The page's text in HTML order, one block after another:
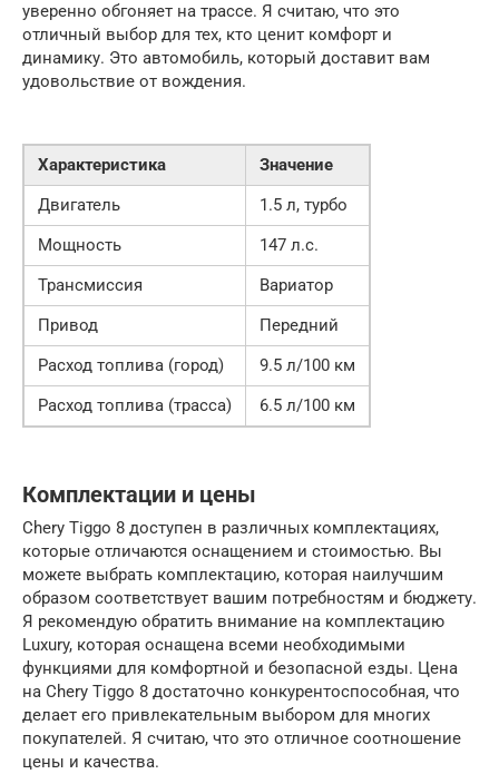
уверенно обгоняет на трассе. Я считаю, что это
отличный выбор для тех, кто ценит комфорт и
динамику. Это автомобиль, который доставит вам
удовольствие от вождения.
Характеристика
Значение
Двигатель
1.5 л, турбо
Мощность
147 л.с.
Трансмиссия
Вариатор
Привод
Передний
Расход топлива (город)
9.5 л/100 км
Расход топлива (трасса)
6.5 л/100 км
Комплектации и цены
Chery Tiggo 8 доступен в различных комплектациях,
которые отличаются оснащением и стоимостью. Вы
можете выбрать комплектацию, которая наилучшим
образом соответствует вашим потребностям и бюджету.
Я рекомендую обратить внимание на комплектацию
Luxury, которая оснащена всеми необходимыми
функциями для комфортной и безопасной езды. Цена
на Chery Tiggo 8 достаточно конкурентоспособная, что
делает его привлекательным выбором для многих
покупателей. Я считаю, что это отличное соотношение
цены и качества.